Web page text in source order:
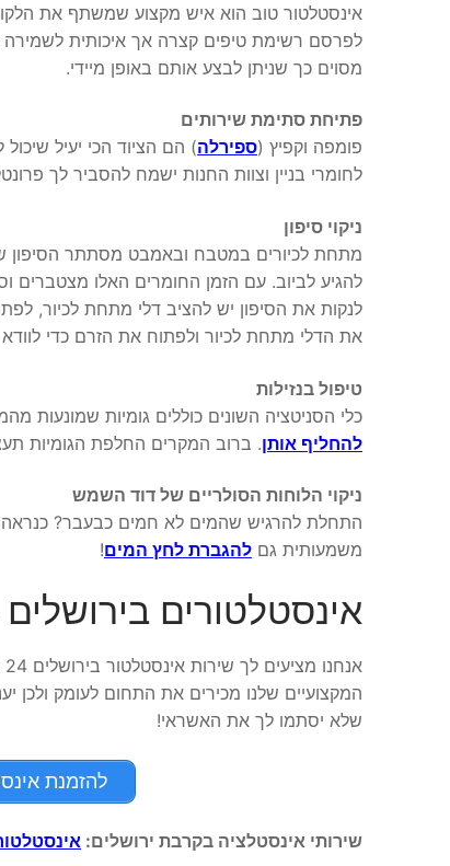
אינסטלטור טוב הוא איש מקצוע שמשתף את
לפרסם רשימת טיפים קצרה אך איכותית לשמירה
מסוים כך שניתן לבצע אותם באופן מיידי.
פתיחת סתימת שירותים
פומפה וקפיץ (ספירלה) הם הציוד הכי יעיל
לחומרי בניין וצוות החנות ישמח להסביר לך
ניקוי סיפון
מתחת לכיורים במטבח ובאמבט מסתתר הסיפון
להגיע לביוב. עם הזמן החומרים האלו מצטברים
לנקות את הסיפון יש להציב דלי מתחת לכיור,
את הדלי מתחת לכיור ולפתוח את הזרם כדי
טיפול בנזילות
כלי הסניטציה השונים כוללים גומיות שמונעות
להחליף אותן. ברוב המקרים החלפת הגומיות
ניקוי הלוחות הסולריים של דוד השמש
התחלת להרגיש שהמים לא חמים כבעבר? כנראה
משמעותית גם להגברת לחץ המים!
אינסטלטורים בירושלים 24 שעות
שלא יסתמו לך את האשראי!
להזמנת
שירותי אינסטלציה בקרבת ירושלים: